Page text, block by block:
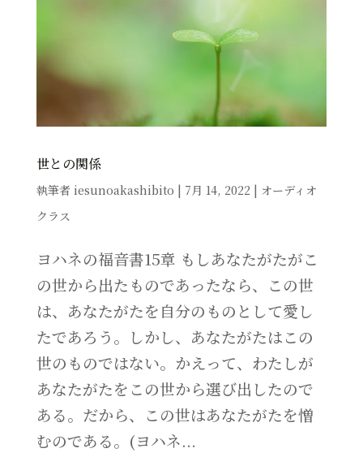
世との関係
執筆者 iesunoakashibito | 7月 14, 2022 | オーディオ
クラス
ヨハネの福音書15章 もしあなたがたがこ
の世から出たものであったなら、この世
は、あなたがたを自分のものとして愛し
たであろう。しかし、あなたがたはこの
世のものではない。かえって、わたしが
あなたがたをこの世から選び出したので
ある。だから、この世はあなたがたを憎
むのである。(ヨハネ...